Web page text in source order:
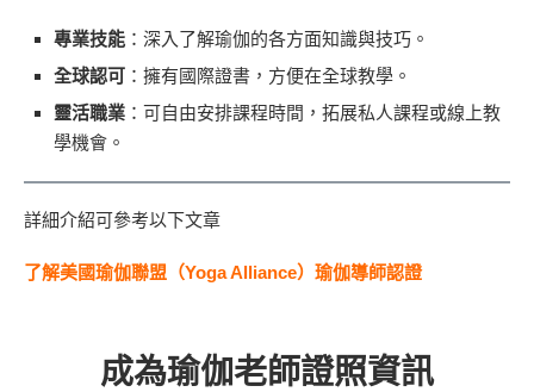
專業技能 ：深入了解瑜伽的各方面知識與技巧。
全球認可 ：擁有國際證書，方便在全球教學。
靈活職業 ：可自由安排課程時間，拓展私人課程或線上教
學機會。
詳細介紹可參考以下文章
了解美國瑜伽聯盟（Yoga Alliance）瑜伽導師認證
成為瑜伽老師證照資訊